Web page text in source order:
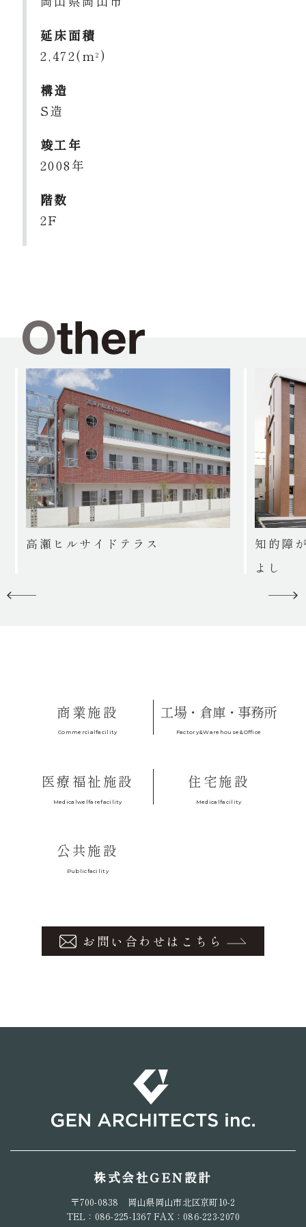
延床面積
2,472(m2 )
構造
S造
竣工年
2008年
階数
2F
高瀬ヒルサイドテラス
知的障
よし
商業施設
Commercialfacility
工場・倉庫・事務所
Factory&Warehouse&Office
医療福祉施設
Medicalwelfarefacility
住宅施設
Medicalfacility
公共施設
Publicfacility
お問い合わせはこちら
株式会社GEN設計
〒700-0838 岡山県岡山市北区京町10-2
TEL：086-225-1367 FAX：086-223-2070